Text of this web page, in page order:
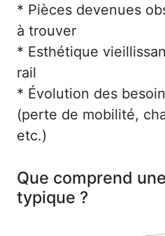
* Pièces devenues
à trouver
* Esthétique
rail
* Évolution des
(perte de mobilité,
etc.)
Que comprend
typique ?